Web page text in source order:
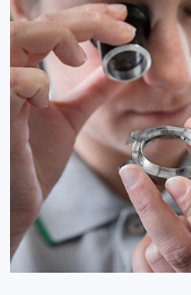
安尼塔·阿普里尔
资深积家技师
是积家售后服务中心
(积家保养中心)
的高级技师之一
Tianjin Jaeger Maintain
 天津积家维修